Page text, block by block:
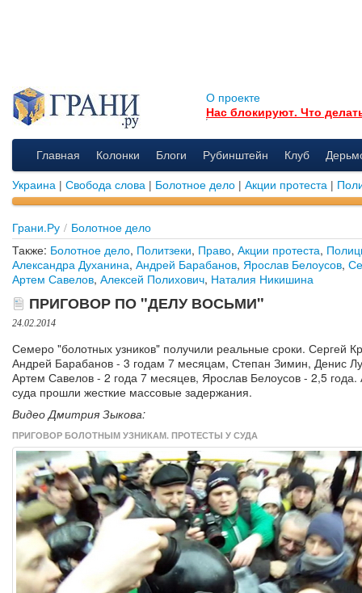
О проекте
Нас блокируют. Что
Главная Колонки Блоги Рубинштейн Клуб
Украина | Свобода слова | Болотное дело | Акции протеста |
Грани.Ру / Болотное дело
Также: Болотное дело, Политзеки, Право, Акции протеста,
Александра Духанина, Андрей Барабанов, Ярослав Белоусов,
Артем Савелов, Алексей Полихович, Наталия Никишина
ПРИГОВОР ПО "ДЕЛУ ВОСЬМИ"
24.02.2014
Семеро "болотных узников" получили реальные сроки. Сергей
Андрей Барабанов - 3 годам 7 месяцам, Степан Зимин, Денис
Артем Савелов - 2 года 7 месяцев, Ярослав Белоусов - 2,5
суда прошли жесткие массовые задержания.
Видео Дмитрия Зыкова:
ПРИГОВОР БОЛОТНЫМ УЗНИКАМ. ПРОТЕСТЫ У СУДА